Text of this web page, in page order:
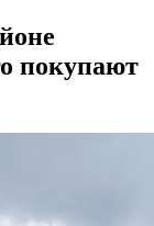
покупают